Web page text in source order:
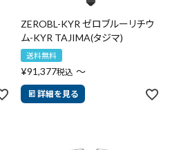
この内容で検索
ZEROBL-KYR ゼロブルーリチウ
ム-KYR TAJIMA(タジマ)
送料無料
¥91,377税込 〜
詳細を見る